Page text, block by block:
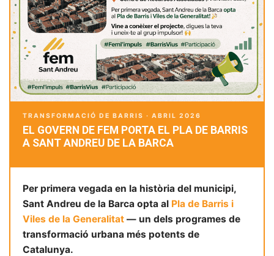
TRANSFORMACIÓ DE BARRIS · ABRIL 2026
EL GOVERN DE FEM PORTA EL PLA DE BARRIS
A SANT ANDREU DE LA BARCA
Per primera vegada en la història del municipi,
Sant Andreu de la Barca opta al Pla de Barris i
Viles de la Generalitat — un dels programes de
transformació urbana més potents de
Catalunya.